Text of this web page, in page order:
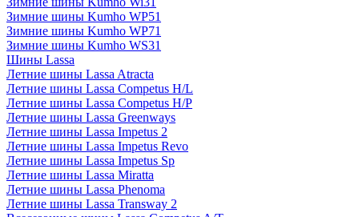
Зимние шины Kumho WP51
Зимние шины Kumho WP71
Зимние шины Kumho WS31
Шины Lassa
Летние шины Lassa Atracta
Летние шины Lassa Competus H/L
Летние шины Lassa Competus H/P
Летние шины Lassa Greenways
Летние шины Lassa Impetus 2
Летние шины Lassa Impetus Revo
Летние шины Lassa Impetus Sp
Летние шины Lassa Miratta
Летние шины Lassa Phenoma
Летние шины Lassa Transway 2